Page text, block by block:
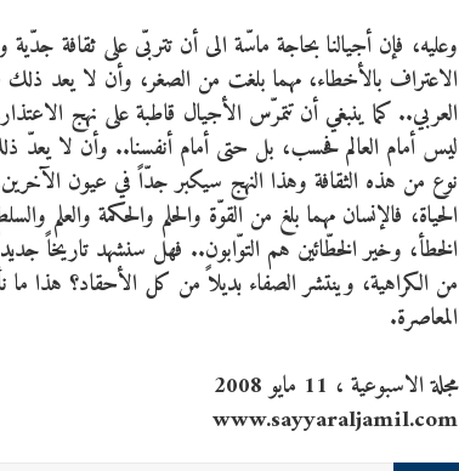
وعليه، فإن أجيالنا بحاجة ماسّة الى أن تتربّى على ثقافة
الاعتراف بالأخطاء، مهما بلغت من الصغر، وأن لا يعد ذلك
العربي.. كما ينبغي أن تتمرّس الأجيال قاطبة على نهج
ليس أمام العالم فحسب، بل حتى أمام أنفسنا.. وأن لا
نوع من هذه الثقافة وهذا النهج سيكبر جدّاً في عيون
الحياة، فالإنسان مهما بلغ من القوّة والحلم والحكمة والعلم
الخطأ، وخير الخطّائين هم التوّابون.. فهل سنشهد تاريخاً جديداً
من الكراهية، وينتشر الصفاء بديلاً من كل الأحقاد؟ هذا
المعاصرة.
مجلة الاسبوعية ، 11 مايو 2008
www.sayyaraljamil.com